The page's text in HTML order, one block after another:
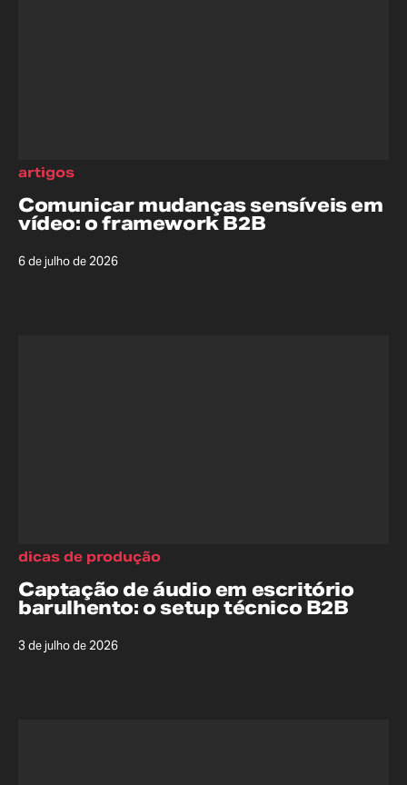
Comunicar mudanças sensíveis em
vídeo: o framework B2B
6 de julho de 2026
artigos
Captação de áudio em escritório
barulhento: o setup técnico B2B
3 de julho de 2026
dicas de produção